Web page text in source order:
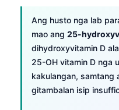
Ang husto nga lab
mao ang 25-
dihydroxyvitamin D
25-OH vitamin D nga
kakulangan,
gitambalan isip
Esperanto
Frysk
Ślōnskŏ gŏdka
Norsk bokmål